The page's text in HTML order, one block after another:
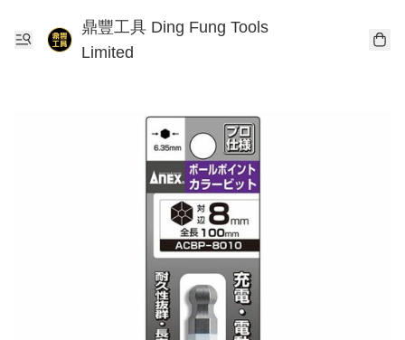
鼎豐工具 Ding Fung Tools
Limited